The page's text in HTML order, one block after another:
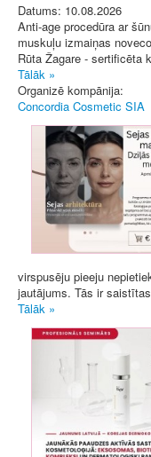
Datums: 10.08.2026
Anti-age procedūra ar
muskuļu izmaiņas
Rūta Žagare - sertificēta
Tālāk »
Organizē kompānija:
Concordia Cosmetic SIA
virspusēju pieeju
jautājums. Tās ir
Tālāk »